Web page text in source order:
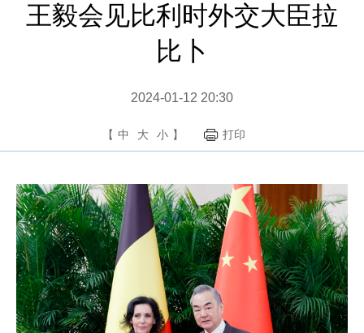
王毅会见比利时外交大臣拉
比卜
2024-01-12 20:30
【 中 大 小 】 打印